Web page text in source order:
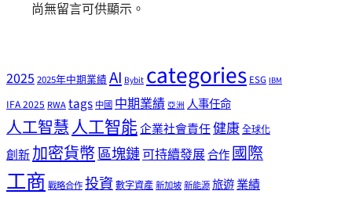
尚無留言可供顯示。
2025 2025年中期業績AI Bybitcategories ESG IBM
IFA 2025 RWAtags 中國 中期業績 亞洲 人事任命
人工智慧人工智能企業社會責任健康全球化
創新加密貨幣區塊鏈可持續發展合作國際
工商 戰略合作投資數字資產新加坡新能源旅遊業績